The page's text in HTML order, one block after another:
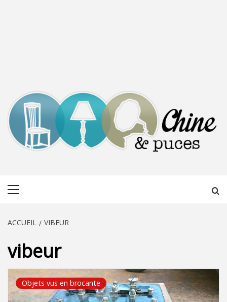
ACCUEIL VIBEUR
vibeur
Objets vus en brocante